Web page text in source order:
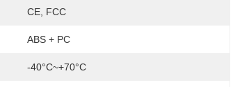
CE, FCC
ABS + PC
-40°C~+70°C